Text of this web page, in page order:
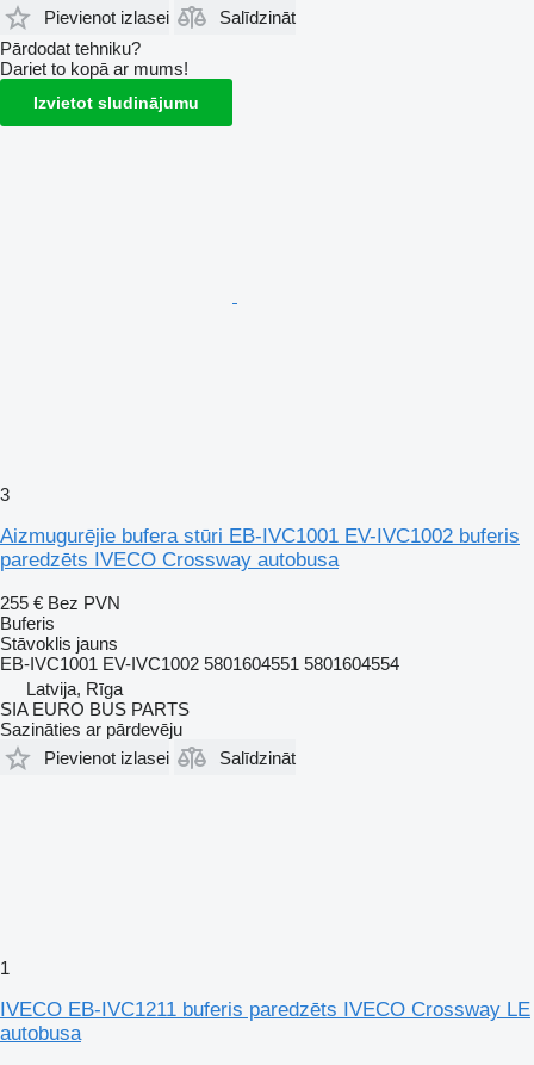
Pievienot izlasei
Salīdzināt
Pārdodat tehniku?
Dariet to kopā ar mums!
Izvietot sludinājumu
3
Aizmugurējie bufera stūri EB-IVC1001 EV-IVC1002 buferis
paredzēts IVECO Crossway autobusa
255 € Bez PVN
Buferis
Stāvoklis jauns
EB-IVC1001 EV-IVC1002 5801604551 5801604554
Latvija, Rīga
SIA EURO BUS PARTS
Sazināties ar pārdevēju
Pievienot izlasei
Salīdzināt
1
IVECO EB-IVC1211 buferis paredzēts IVECO Crossway LE
autobusa